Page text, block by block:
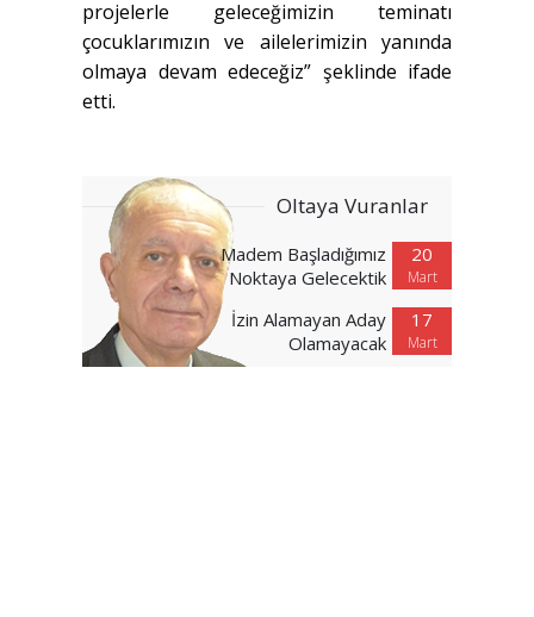
projelerle geleceğimizin teminatı
çocuklarımızın ve ailelerimizin yanında
olmaya devam edeceğiz” şeklinde ifade
etti.
Oltaya Vuranlar
20
Mart
Madem Başladığımız
Noktaya Gelecektik
17
Mart
İzin Alamayan Aday
Olamayacak